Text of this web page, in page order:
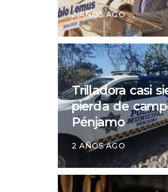
2 AÑOS AGO
Trilladora casi
pierda de
Pénjamo
2 AÑOS AGO